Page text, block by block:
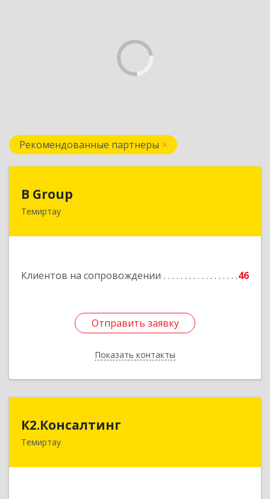
Рекомендованные партнеры
B Group
Темиртау
Клиентов на сопровождении 46
Отправить заявку
Показать контакты
РК, 101404, Карагандинская обл., г.Темиртау,
Отправить заявку
Назад
К2.Консалтинг
Темиртау
Республика Казахстан, г.Темиртау, 7мкр, дом 9,